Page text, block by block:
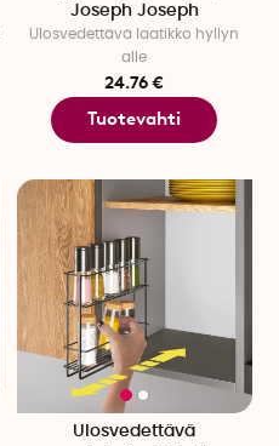
Joseph Joseph
Ulosvedettävä laatikko hyllyn
alle
24.76 €
Tuotevahti
Ulosvedettävä